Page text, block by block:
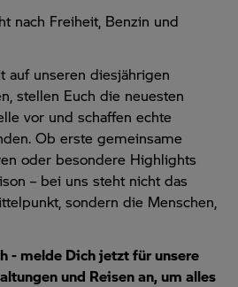
nach Freiheit, Benzin und
auf unseren diesjährigen
stellen Euch die neuesten
vor und schaffen echte
Ob erste gemeinsame
oder besondere Highlights
– bei uns steht nicht das
sondern die Menschen,
- melde Dich jetzt für unsere
und Reisen an, um alles